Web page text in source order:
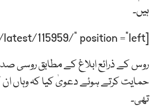
ہیں۔
[post-relate link=”https://humnews.pk//latest/115959/” position =”left”]
روس کے ذرائع ابلاغ کے مطابق روسی
حمایت کرتے ہوئے دعویٰ کیا کہ وہاں
تھی۔